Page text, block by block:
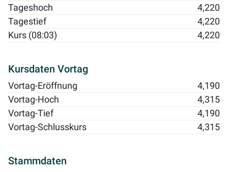
Tageshoch
4,220
Tagestief
4,220
Kurs (08:03)
4,220
Kursdaten Vortag
Vortag-Eröffnung
4,190
Vortag-Hoch
4,315
Vortag-Tief
4,190
Vortag-Schlusskurs
4,315
Stammdaten